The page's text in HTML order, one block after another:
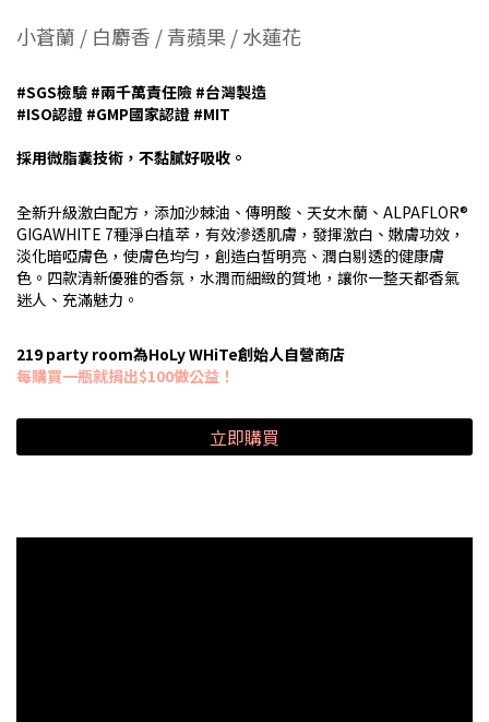
小蒼蘭 / 白麝香 / 青蘋果 / 水蓮花
#SGS檢驗 #兩千萬責任險 #台灣製造
#ISO認證 #GMP國家認證 #MIT
採用微脂囊技術，不黏膩好吸收。
全新升級激白配方，添加沙棘油、傳明酸、天女木蘭、ALPAFLOR®
GIGAWHITE 7種淨白植萃，有效滲透肌膚，發揮激白、嫩膚功效，
淡化暗啞膚色，使膚色均勻，創造白皙明亮、潤白剔透的健康膚
色。四款清新優雅的香氛，水潤而細緻的質地，讓你一整天都香氣
迷人、充滿魅力。
219 party room為HoLy WHiTe創始人自營商店
每購買一瓶就捐出$100做公益！
立即購買